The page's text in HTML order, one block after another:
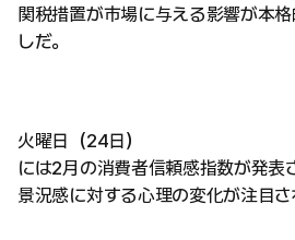
関税措置が市場に与える影響が本
しだ。
火曜日（24日）
には2月の消費者信頼感指数が発表
景況感に対する心理の変化が注目さ